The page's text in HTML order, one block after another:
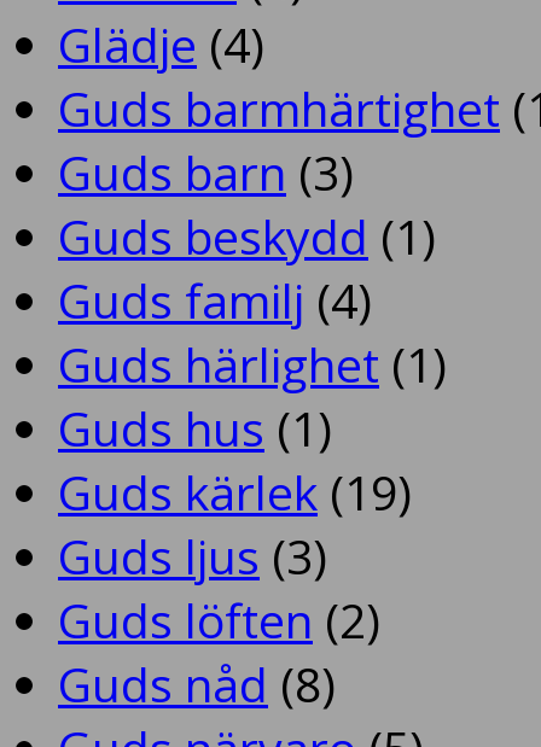
Glädje (4)
Guds barmhärtighet
Guds barn (3)
Guds beskydd (1)
Guds familj (4)
Guds härlighet (1)
Guds hus (1)
Guds kärlek (19)
Guds ljus (3)
Guds löften (2)
Guds nåd (8)